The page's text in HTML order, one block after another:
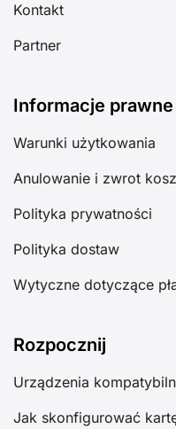
Kontakt
Partner
Informacje prawne
Warunki użytkowania
Anulowanie i zwrot
Polityka prywatności
Polityka dostaw
Wytyczne dotyczące
Rozpocznij
Urządzenia
Jak skonfigurować